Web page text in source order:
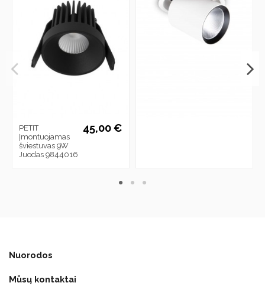
PETIT
Įmontuojamas
šviestuvas 9W
Juodas 9844016
45,00 €
Nuorodos
Mūsų kontaktai